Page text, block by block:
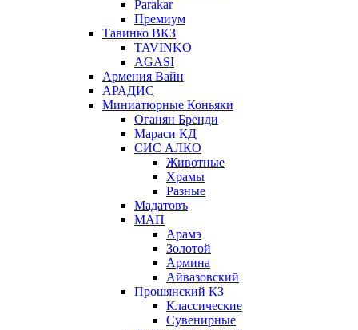
Parakar
Премиум
Тавинко ВКЗ
TAVINKO
AGASI
Армения Вайн
АРАДИС
Миниатюрные Коньяки
Оганян Бренди
Мараси КД
СИС АЛКО
Животные
Храмы
Разные
Мадатовъ
МАП
Арамэ
Золотой
Армина
Айвазовский
Прошянский КЗ
Классические
Сувенирные